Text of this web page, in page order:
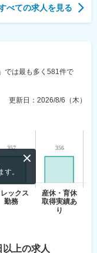
べての求人を見る
では最も多く581件で
更新日： 2026/8/6（木）
す。
以上の求人